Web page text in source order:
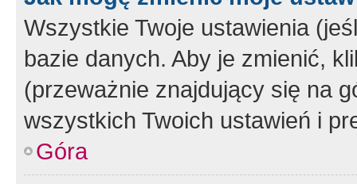
Wszystkie Twoje ustawienia
bazie danych. Aby je zmienić,
(przeważnie znajdujący się na
wszystkich Twoich ustawień i
Góra